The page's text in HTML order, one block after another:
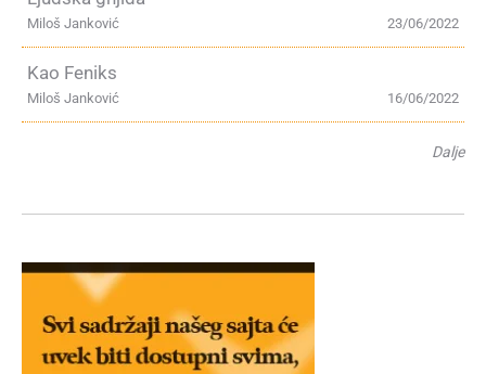
23/06/2022
Miloš Janković
Kao Feniks
16/06/2022
Miloš Janković
Dalje